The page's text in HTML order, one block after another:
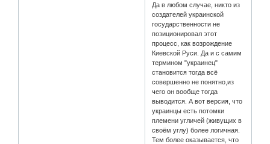
Да в любом случае, никто из
создателей украинской
государственности не
позиционировал этот
процесс, как возрождение
Киевской Руси. Да и с самим
термином "украинец"
становится тогда всё
совершенно не понятно,из
чего он вообще тогда
выводится. А вот версия, что
украинцы есть потомки
племени угличей (живущих в
своём углу) более логичная.
Тем более оказывается, что